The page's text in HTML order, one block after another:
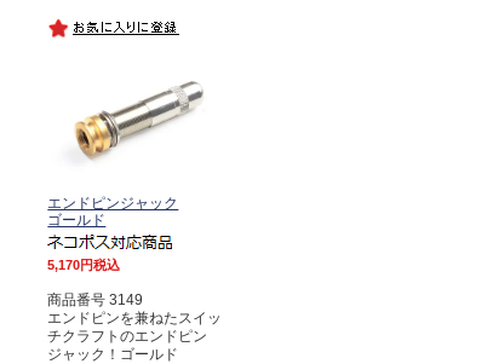
エンドピンジャック
ゴールド
5,170 税込
商品番号 3149
エンドピンを兼ねたスイッ
チクラフトのエンドピン
ジャック！ゴールド